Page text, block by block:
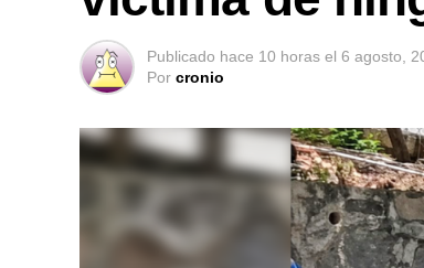
Publicado hace 10 horas el 6 agosto,
Por cronio